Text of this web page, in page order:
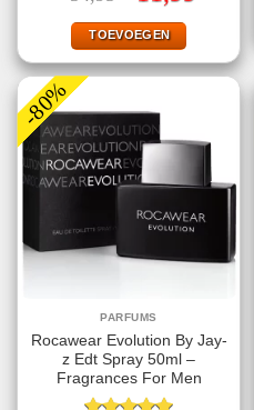
was:
€34,95.
TOEVOEGEN
-80%
PARFUMS
Rocawear Evolution By Jay-
z Edt Spray 50ml –
Fragrances For Men